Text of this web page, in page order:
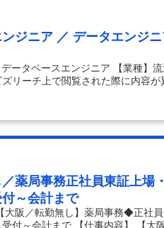
ジニア ／ データエンジ
データベースエンジニア 【業種】
リーチ上で閲覧された際に内容が
ープ全体のデータドリブン経営を
オフィス業務の効率化によるコ
託していたデータ活用業務を内
業
薬局事務正社員東証上場
～会計まで
大阪／転勤無し】薬局事務◆正社
付～会計まで 【仕事内容】 【大